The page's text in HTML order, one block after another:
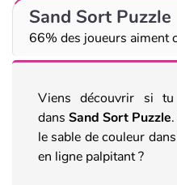
Sand Sort Puzzle
66% des joueurs aiment
Viens découvrir si
dans Sand Sort Puzzle
le sable de couleur
en ligne palpitant ?